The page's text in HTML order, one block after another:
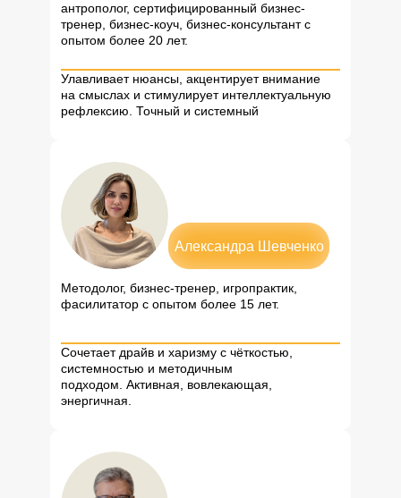
антрополог, сертифицированный бизнес-
тренер, бизнес-коуч, бизнес-консультант с
опытом более 20 лет.
Улавливает нюансы, акцентирует внимание
на смыслах и стимулирует интеллектуальную
рефлексию. Точный и системный
Александра Шевченко
Методолог, бизнес-тренер, игропрактик,
фасилитатор с опытом более 15 лет.
Сочетает драйв и харизму с чёткостью,
системностью и методичным
подходом. Активная, вовлекающая,
энергичная.